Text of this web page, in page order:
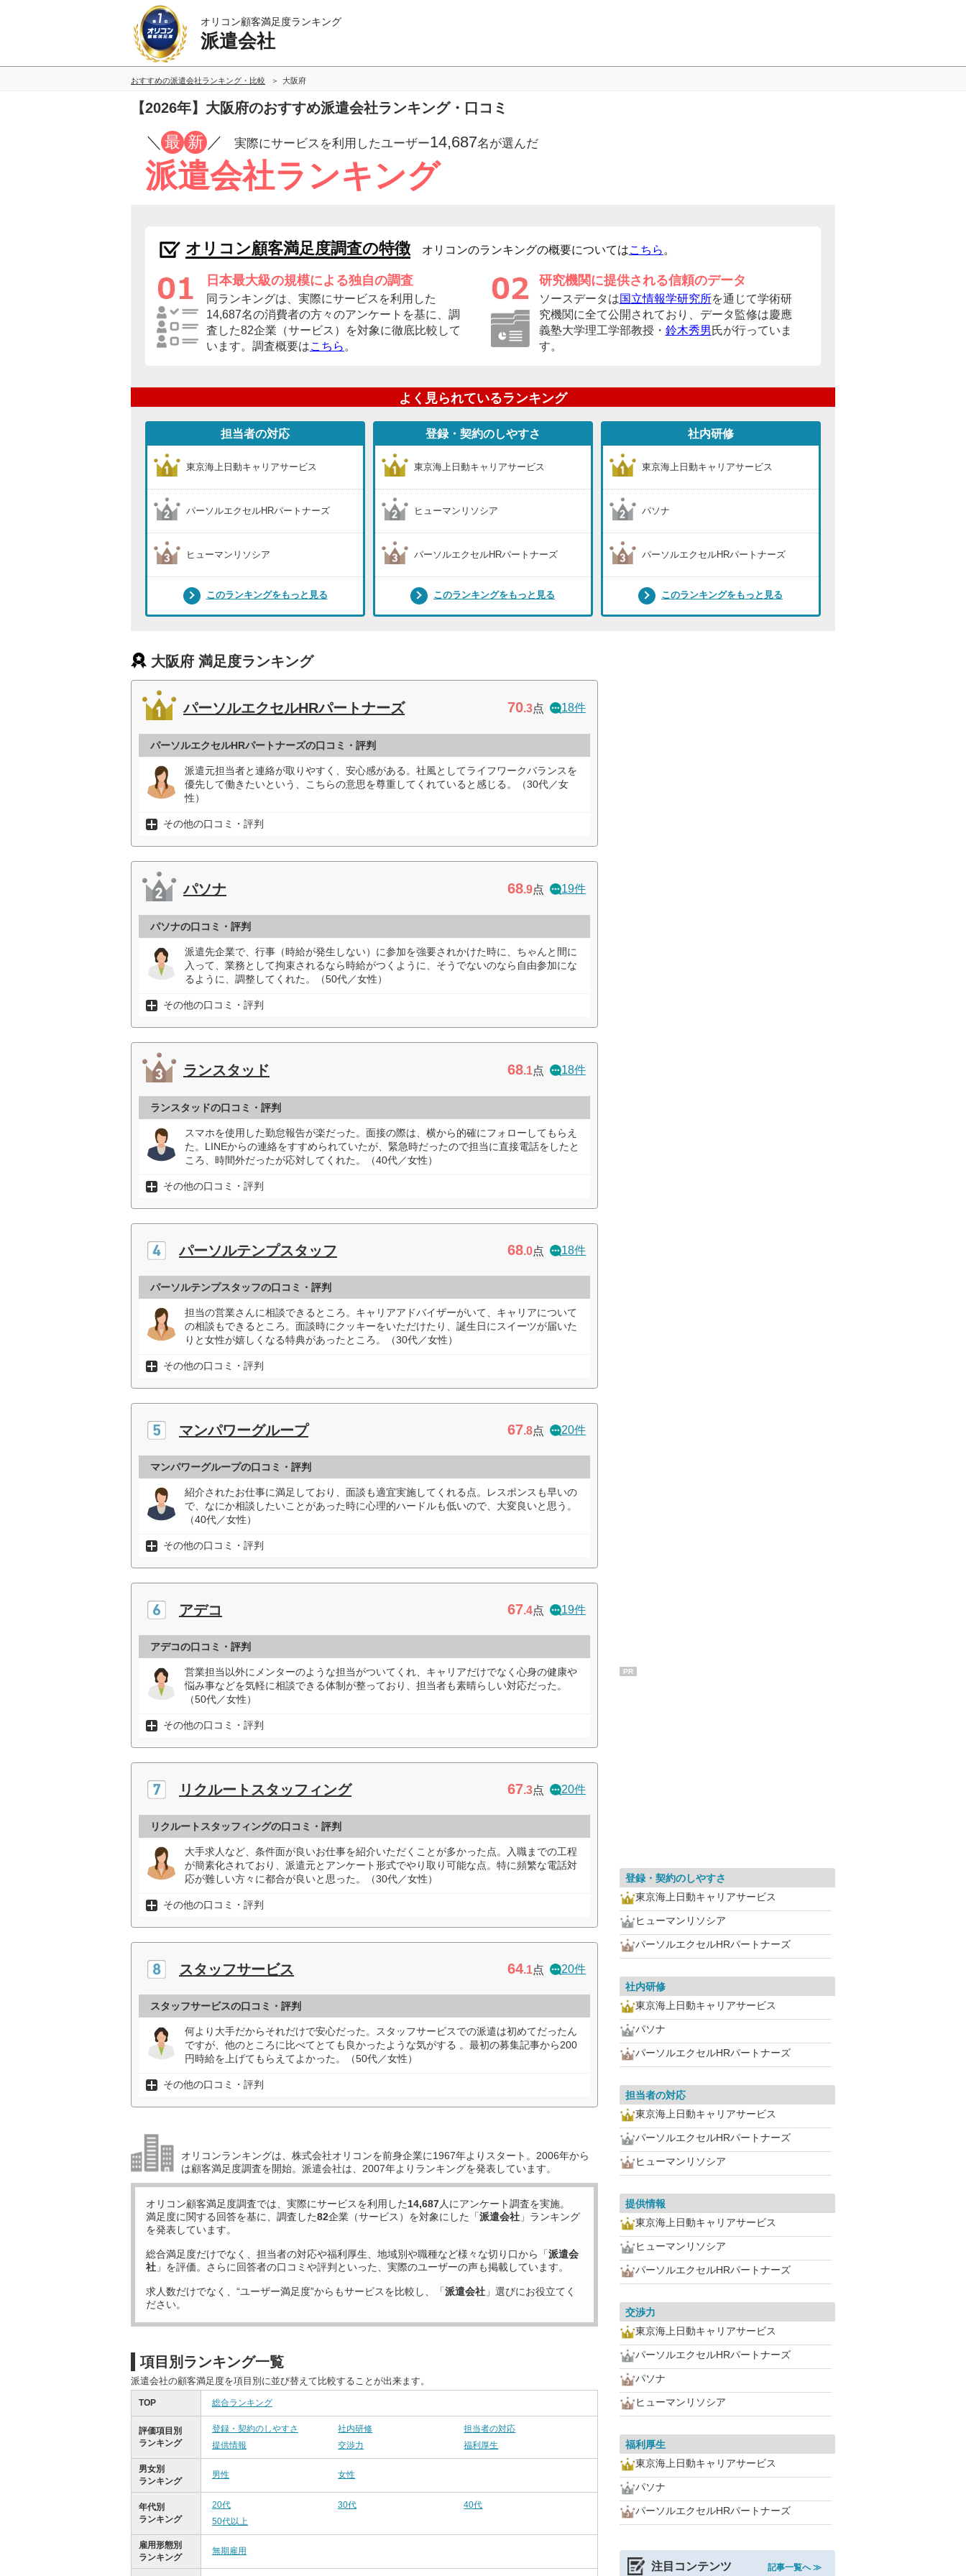
オリコン顧客満足度ランキング
派遣会社
おすすめの派遣会社ランキング・比較 大阪府
【2026年】大阪府のおすすめ派遣会社ランキング・口コミ
／ 最 新 ／ 実際にサービスを利用したユーザー14,687名が選んだ
派遣会社ランキング
オリコン顧客満足度調査の特徴 オリコンのランキングの概要についてはこちら 。
日本最大級の規模による独自の調査
同ランキングは、実際にサービスを利用した
14,687名の消費者の方々のアンケートを基に、調
査した82企業（サービス）を対象に徹底比較して
います。調査概要はこちら 。
研究機関に提供される信頼のデータ
ソースデータは国立情報学研究所を通じて学術研
究機関に全て公開されており、データ監修は慶應
義塾大学理工学部教授・ 鈴木秀男 氏が行っていま
す。
よく見られているランキング
担当者の対応
東京海上日動キャリアサービス
パーソルエクセルHRパートナーズ
ヒューマンリソシア
このランキングをもっと見る
登録・契約のしやすさ
東京海上日動キャリアサービス
ヒューマンリソシア
パーソルエクセルHRパートナーズ
このランキングをもっと見る
社内研修
東京海上日動キャリアサービス
パソナ
パーソルエクセルHRパートナーズ
このランキングをもっと見る
大阪府 満足度ランキング
パーソルエクセルHRパートナーズ 70.3点 18件
パーソルエクセルHRパートナーズの口コミ・評判
派遣元担当者と連絡が取りやすく、安心感がある。社風としてライフワークバランスを
優先して働きたいという、こちらの意思を尊重してくれていると感じる。（30代／女
性）
その他の口コミ・評判
パソナ 68.9点 19件
パソナの口コミ・評判
派遣先企業で、行事（時給が発生しない）に参加を強要されかけた時に、ちゃんと間に
入って、業務として拘束されるなら時給がつくように、そうでないのなら自由参加にな
るように、調整してくれた。（50代／女性）
その他の口コミ・評判
ランスタッド 68.1点 18件
ランスタッドの口コミ・評判
スマホを使用した勤怠報告が楽だった。面接の際は、横から的確にフォローしてもらえ
た。LINEからの連絡をすすめられていたが、緊急時だったので担当に直接電話をしたと
ころ、時間外だったが応対してくれた。（40代／女性）
その他の口コミ・評判
パーソルテンプスタッフ 68.0点 18件
パーソルテンプスタッフの口コミ・評判
担当の営業さんに相談できるところ。キャリアアドバイザーがいて、キャリアについて
の相談もできるところ。面談時にクッキーをいただけたり、誕生日にスイーツが届いた
りと女性が嬉しくなる特典があったところ。（30代／女性）
その他の口コミ・評判
マンパワーグループ 67.8点 20件
マンパワーグループの口コミ・評判
紹介されたお仕事に満足しており、面談も適宜実施してくれる点。レスポンスも早いの
で、なにか相談したいことがあった時に心理的ハードルも低いので、大変良いと思う。
（40代／女性）
その他の口コミ・評判
アデコ 67.4点 19件
アデコの口コミ・評判
営業担当以外にメンターのような担当がついてくれ、キャリアだけでなく心身の健康や
悩み事などを気軽に相談できる体制が整っており、担当者も素晴らしい対応だった。
（50代／女性）
その他の口コミ・評判
リクルートスタッフィング 67.3点 20件
リクルートスタッフィングの口コミ・評判
大手求人など、条件面が良いお仕事を紹介いただくことが多かった点。入職までの工程
が簡素化されており、派遣元とアンケート形式でやり取り可能な点。特に頻繁な電話対
応が難しい方々に都合が良いと思った。（30代／女性）
その他の口コミ・評判
スタッフサービス 64.1点 20件
スタッフサービスの口コミ・評判
何より大手だからそれだけで安心だった。スタッフサービスでの派遣は初めてだったん
ですが、他のところに比べてとても良かったような気がする 。最初の募集記事から200
円時給を上げてもらえてよかった。（50代／女性）
その他の口コミ・評判
オリコンランキングは、株式会社オリコンを前身企業に1967年よりスタート。2006年から
は顧客満足度調査を開始。派遣会社は、2007年よりランキングを発表しています。
オリコン顧客満足度調査では、実際にサービスを利用した14,687人にアンケート調査を実施。
満足度に関する回答を基に、調査した82企業（サービス）を対象にした「派遣会社 」ランキング
を発表しています。
総合満足度だけでなく、担当者の対応や福利厚生、地域別や職種など様々な切り口から「派遣会
社 」を評価。さらに回答者の口コミや評判といった、実際のユーザーの声も掲載しています。
求人数だけでなく、“ユーザー満足度”からもサービスを比較し、「派遣会社 」選びにお役立てく
ださい。
項目別ランキング一覧
派遣会社の顧客満足度を項目別に並び替えて比較することが出来ます。
TOP 総合ランキング
評価項目別
ランキング
登録・契約のしやすさ 社内研修
担当者の対応
提供情報
交渉力 福利厚生
男女別
ランキング
男性 女性
年代別
ランキング
20代 30代
40代
50代以上
雇用形態別
ランキング
無期雇用
PR
登録・契約のしやすさ
東京海上日動キャリアサービス
ヒューマンリソシア
パーソルエクセルHRパートナーズ
社内研修
東京海上日動キャリアサービス
パソナ
パーソルエクセルHRパートナーズ
担当者の対応
東京海上日動キャリアサービス
パーソルエクセルHRパートナーズ
ヒューマンリソシア
提供情報
東京海上日動キャリアサービス
ヒューマンリソシア
パーソルエクセルHRパートナーズ
交渉力
東京海上日動キャリアサービス
パーソルエクセルHRパートナーズ
パソナ
ヒューマンリソシア
福利厚生
東京海上日動キャリアサービス
パソナ
パーソルエクセルHRパートナーズ
注目コンテンツ 記事一覧へ ≫